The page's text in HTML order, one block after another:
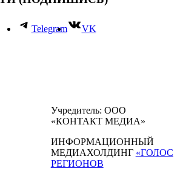
Telegram VK
Учредитель: ООО
«КОНТАКТ МЕДИА»
ИНФОРМАЦИОННЫЙ
МЕДИАХОЛДИНГ «ГОЛОС
РЕГИОНОВ